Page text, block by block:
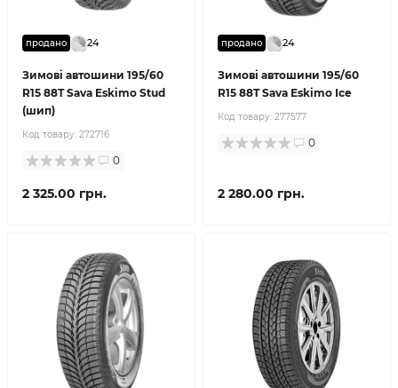
продано 24
Зимові автошини 195/60
R15 88T Sava Eskimo Stud
(шип)
Код товару: 272716
0
2 325.00 грн.
продано 24
Зимові автошини 195/60
R15 88T Sava Eskimo Ice
Код товару: 277577
0
2 280.00 грн.